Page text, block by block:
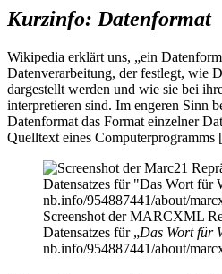
Kurzinfo: Datenformat
Wikipedia erklärt uns, „ein
Datenverarbeitung, der festlegt, wie
dargestellt werden und wie sie bei
interpretieren sind. Im engeren Sinn
Datenformat das Format einzelner
Quelltext eines
Screenshot der MARCXML
Datensatzes für „Das Wort für
nb.info/954887441/about/